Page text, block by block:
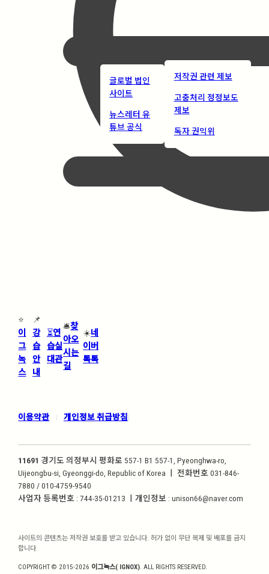
⭐
이
그
녹
스
📌
강
습
안
내
⏳연
습실
대관
🛎️찾
아오
시는
길
☀️네
이버
톡톡
글로벌 법인
사이트
뉴스레터 유
튜브 공식
저작권 관련 제보
고충처리 정정보도
제보
독자 권익위
이용약관 | 개인정보 취급방침 |
11691 경기도 의정부시 평화로 557-1 B1 557-1, Pyeonghwa-ro,
Uijeongbu-si, Gyeonggi-do, Republic of Korea ㅣ 전화번호 031-846-
7880 / 010-4759-9540
사업자 등록번호 : 744-35-01213 ㅣ개인정보 : unison66@naver.com
사이트의 콘텐츠는 저작권 보호를 받고 있습니다. 허가 없이 무단 복제 및 배포를 금지
합니다.
COPYRIGHT © 2015-2026 이그녹스( IGNOX). ALL RIGHTS RESERVED.